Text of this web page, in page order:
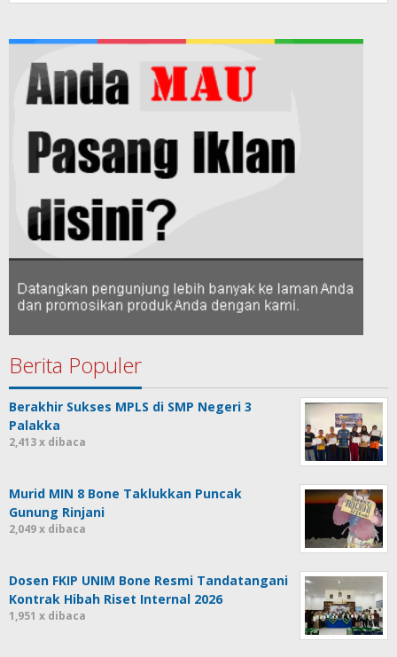
Berita Populer
Berakhir Sukses MPLS di SMP Negeri 3
Palakka
2,413 x dibaca
Murid MIN 8 Bone Taklukkan Puncak
Gunung Rinjani
2,049 x dibaca
Dosen FKIP UNIM Bone Resmi Tandatangani
Kontrak Hibah Riset Internal 2026
1,951 x dibaca